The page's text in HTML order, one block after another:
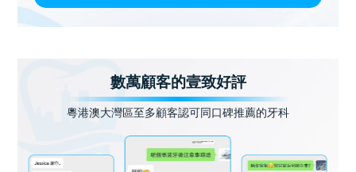
數萬顧客的壹致好評
粵港澳大灣區至多顧客認可同口碑推薦的牙科